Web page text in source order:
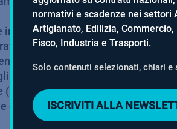
individuale (DPI) o abbigliamento
E' necessario dare evidenza
della formazione e
sanitaria (ad esempio,
(ad esempio, Sistemi robotici per
di assistenza, caratterizzate da
normativi e scadenze nei settori
Artigianato, Edilizia, Commercio,
Fisco, Industria e Trasporti.
Solo contenuti selezionati, chiari e
ISCRIVITI ALLA